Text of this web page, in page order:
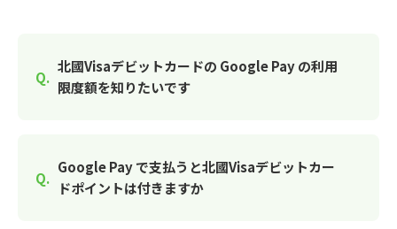
北國Visaデビットカードの Google Pay の利用
限度額を知りたいです
Google Pay で支払うと北國Visaデビットカー
ドポイントは付きますか